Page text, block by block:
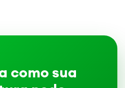
como sua